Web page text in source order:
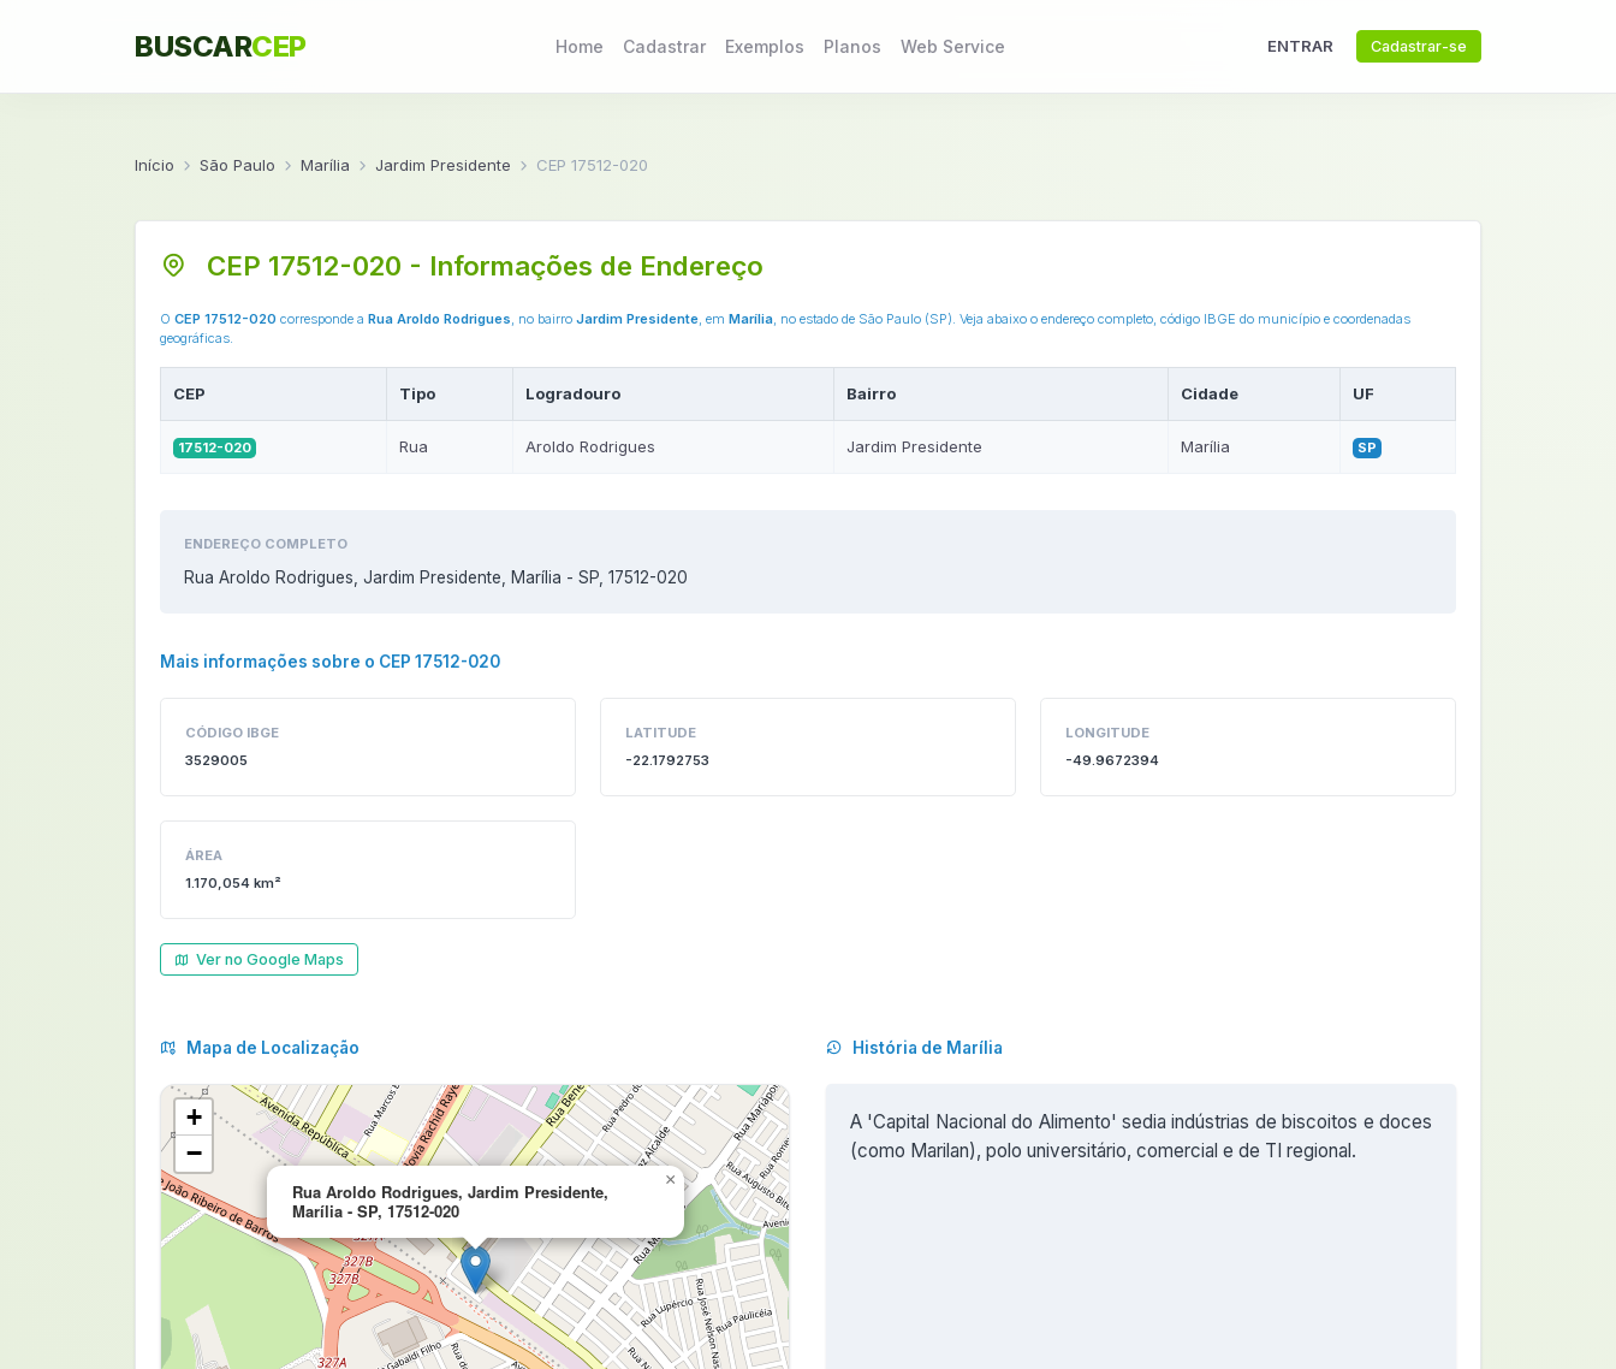
BUSCARCEP Home Cadastrar Exemplos Planos Web Service ENTRAR Cadastrar-se
Início São Paulo Marília Jardim Presidente CEP 17512-020
CEP 17512-020 - Informações de Endereço
O CEP 17512-020 corresponde a Rua Aroldo Rodrigues, no bairro Jardim Presidente, em Marília, no estado de São Paulo (SP). Veja abaixo o endereço completo, código IBGE do município e coordenadas
geográficas.
CEP Tipo Logradouro Bairro Cidade UF
17512-020 Rua Aroldo Rodrigues Jardim Presidente Marília SP
ENDEREÇO COMPLETO
Rua Aroldo Rodrigues, Jardim Presidente, Marília - SP, 17512-020
Mais informações sobre o CEP 17512-020
CÓDIGO IBGE
3529005
LATITUDE
-22.1792753
LONGITUDE
-49.9672394
ÁREA
1.170,054 km²
Ver no Google Maps
Mapa de Localização
Rua Aroldo Rodrigues, Jardim Presidente,
Marília - SP, 17512-020
×
+
−
História de Marília
A 'Capital Nacional do Alimento' sedia indústrias de biscoitos e doces
(como Marilan), polo universitário, comercial e de TI regional.